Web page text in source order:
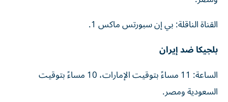
القناة الناقلة: بي إن سبورتس ماكس 1.
بلجيكا ضد إيران
الساعة: 11 مساءً بتوقيت الإمارات، 10 مساءً بتوقيت
السعودية ومصر.